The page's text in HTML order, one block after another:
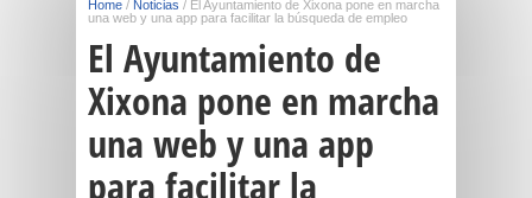
Home / Noticias / El Ayuntamiento de Xixona pone en marcha
una web y una app para facilitar la búsqueda de empleo
El Ayuntamiento de
Xixona pone en marcha
una web y una app
para facilitar la